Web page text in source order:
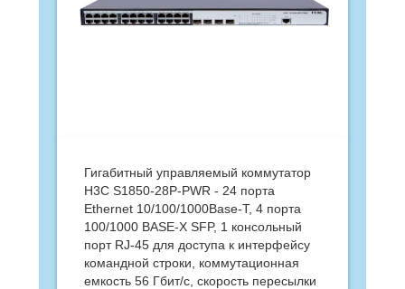
Гигабитный управляемый коммутатор
H3C S1850-28P-PWR - 24 порта
Ethernet 10/100/1000Base-T, 4 порта
100/1000 BASE-X SFP, 1 консольный
порт RJ-45 для доступа к интерфейсу
командной строки, коммутационная
емкость 56 Гбит/с, скорость пересылки